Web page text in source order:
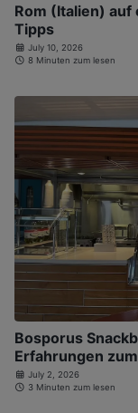
Rom (Italien) auf
Tipps
July 10, 2026
8 Minuten zum lesen
Bosporus
Erfahrungen
July 2, 2026
3 Minuten zum lesen